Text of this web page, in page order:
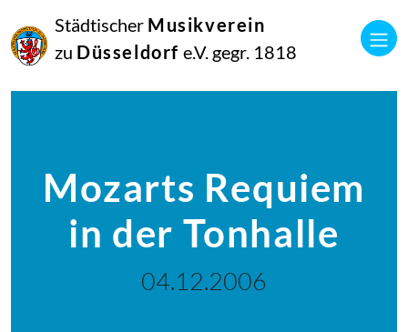
Städtischer Musikverein
zu Düsseldorf e.V. gegr. 1818
Mozarts Requiem
in der Tonhalle
04.12.2006